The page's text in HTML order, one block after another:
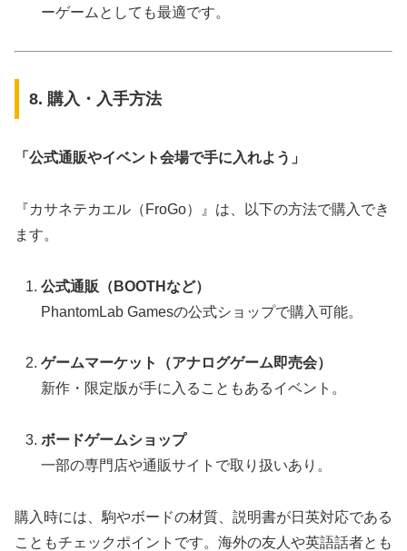
ーゲームとしても最適です。
8. 購入・入手方法
「公式通販やイベント会場で手に入れよう」
『カサネテカエル（FroGo）』は、以下の方法で購入でき
ます。
公式通販（BOOTHなど）
PhantomLab Gamesの公式ショップで購入可能。
ゲームマーケット（アナログゲーム即売会）
新作・限定版が手に入ることもあるイベント。
ボードゲームショップ
一部の専門店や通販サイトで取り扱いあり。
購入時には、駒やボードの材質、説明書が日英対応である
こともチェックポイントです。海外の友人や英語話者とも